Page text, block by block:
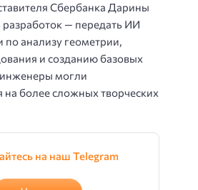
Сбербанка Дарины
разработок — передать ИИ
по анализу геометрии,
и созданию базовых
могли
на более сложных творческих
на наш Telegram